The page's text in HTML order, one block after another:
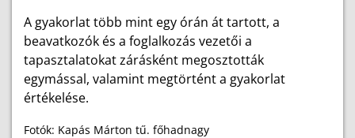
A gyakorlat több mint egy órán át tartott, a
beavatkozók és a foglalkozás vezetői a
tapasztalatokat zárásként megosztották
egymással, valamint megtörtént a gyakorlat
értékelése.
Fotók: Kapás Márton tű. főhadnagy